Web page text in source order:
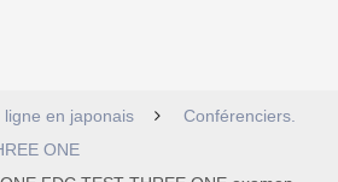
en japonais
Conférenciers.
ONE